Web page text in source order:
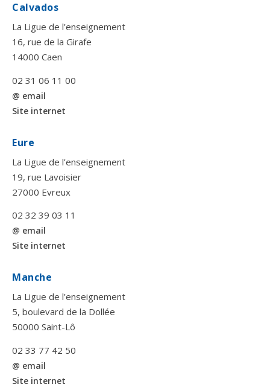
Calvados
La Ligue de l’enseignement
16, rue de la Girafe
14000 Caen
02 31 06 11 00
@ email
Site internet
Eure
La Ligue de l’enseignement
19, rue Lavoisier
27000 Evreux
02 32 39 03 11
@ email
Site internet
Manche
La Ligue de l’enseignement
5, boulevard de la Dollée
50000 Saint-Lô
02 33 77 42 50
@ email
Site internet